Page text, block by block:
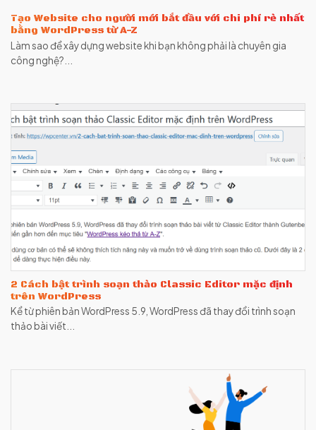
Tạo Website cho người mới bắt đầu với chi phí rẻ nhất
bằng WordPress từ A-Z
Làm sao để xây dựng website khi bạn không phải là chuyên gia
công nghệ?...
2 Cách bật trình soạn thảo Classic Editor mặc định
trên WordPress
Kể từ phiên bản WordPress 5.9, WordPress đã thay đổi trình soạn
thảo bài viết...